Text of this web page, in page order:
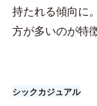
持たれる傾向に
方が多いのが特
シックカジュアル